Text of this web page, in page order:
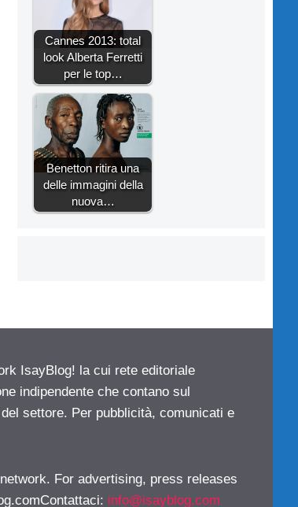
Cannes 2013: total
look Alberta Ferretti
per le top…
Benetton ritira una
delle immagini della
nuova…
IsayBlog! la cui rete editoriale
indipendente che contano sul
settore. Per pubblicità, comunicati e
For advertising, press releases
: info@isayblog.com